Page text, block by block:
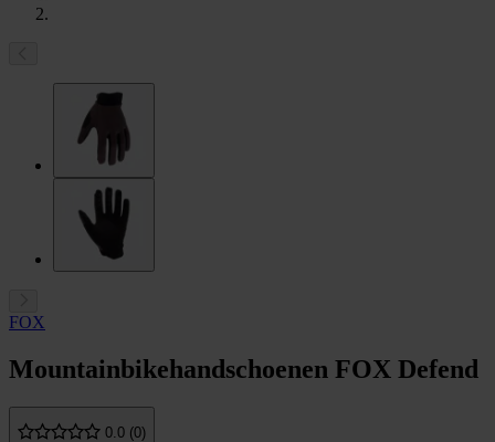
FOX
Mountainbikehandschoenen FOX Defend
0.0 (0)